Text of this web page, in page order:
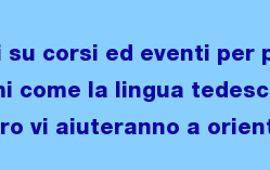
su corsi ed eventi per
come la lingua
vi aiuteranno a